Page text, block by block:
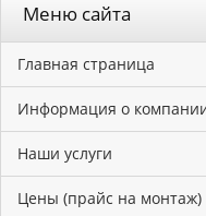
Меню сайта
Главная страница
Информация о
Наши услуги
Цены (прайс на монтаж)